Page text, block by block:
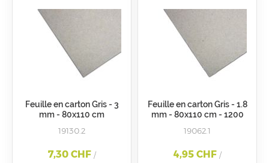
Feuille en carton Gris - 3
mm - 80x110 cm
19130.2
7,30 CHF /
Feuille en carton Gris - 1.8
mm - 80x110 cm - 1200
19062.1
4,95 CHF /